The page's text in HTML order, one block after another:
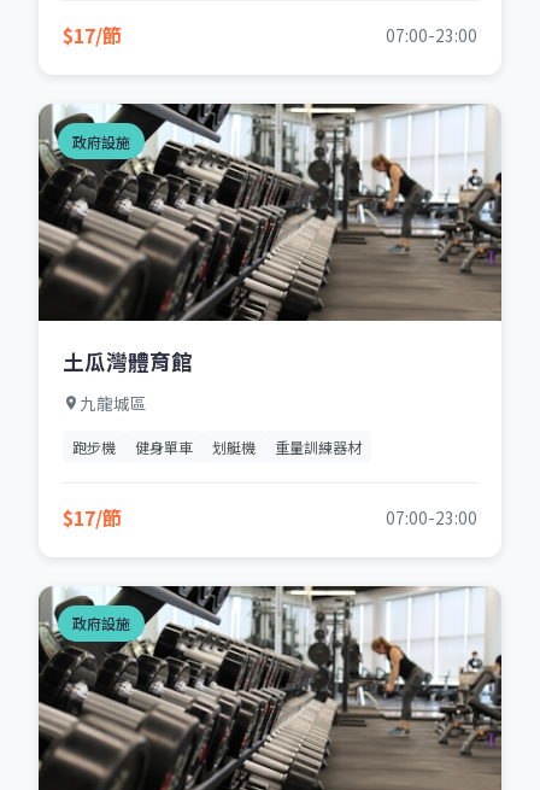
$17/節 07:00-23:00
政府設施
土瓜灣體育館
九龍城區
跑步機 健身單車 划艇機 重量訓練器材
$17/節 07:00-23:00
政府設施